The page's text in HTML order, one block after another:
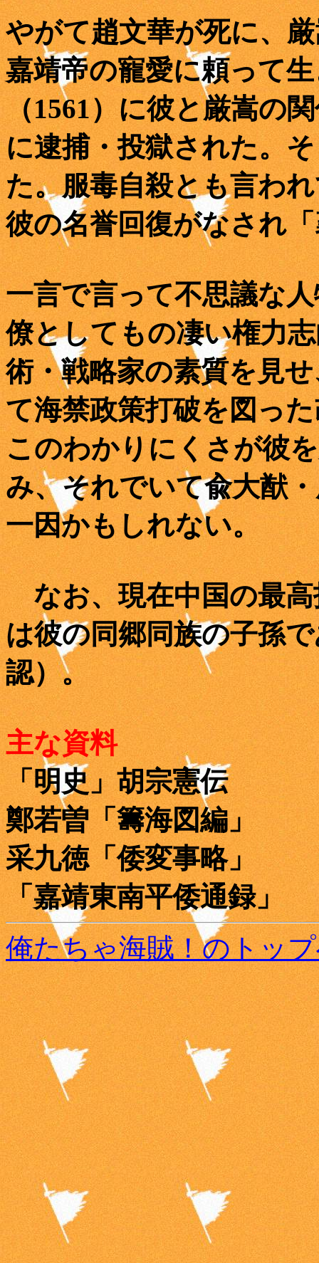
やがて趙文華が死に、
嘉靖帝の寵愛に頼って
（1561）に彼と厳嵩の
に逮捕・投獄された。
た。服毒自殺とも言わ
彼の名誉回復がなされ
一言で言って不思議な
僚としてもの凄い権力
術・戦略家の素質を見
て海禁政策打破を図っ
このわかりにくさが彼
み、それでいて兪大猷
一因かもしれない。
なお、現在中国の最高
は彼の同郷同族の子孫
認）。
主な資料
「明史」胡宗憲伝
鄭若曽「籌海図編」
采九徳「倭変事略」
「嘉靖東南平倭通録」
俺たちゃ海賊！のトッ